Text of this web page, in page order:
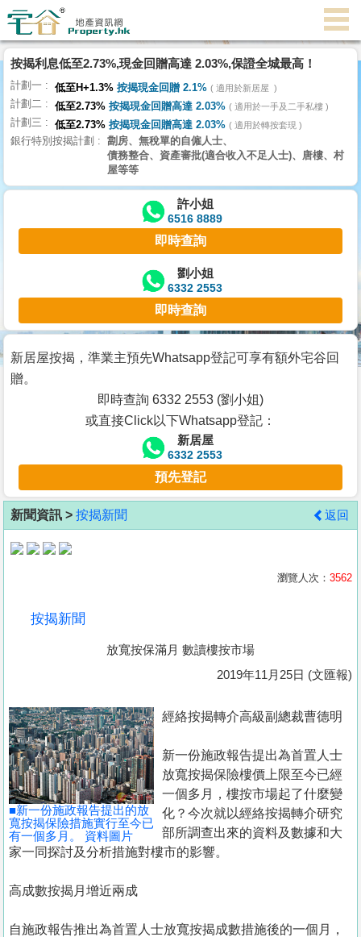
理
主
頁
搵
樓/
交
業
主
宅
谷
按
客
地
產
置
業
手
冊
關
於
們
按揭利息低至2.73%,現金回贈高達 2.03%,保證全城最高！
計劃一 低至H+1.3% 按揭現金回贈 2.1% 適用於新居屋
計劃二 低至2.73% 按揭現金回贈高達 2.03% 適用於一手及二手私樓
計劃三 低至2.73% 按揭現金回贈高達 2.03% 適用於轉按套現
銀行特別按揭計劃
劏房、無稅單的自僱人士、
債務整合、資產審批(適合收入不足人士)、唐樓、村
屋等等
許小姐
6516 8889
即時查詢
劉小姐
6332 2553
即時查詢
新居屋按揭，準業主預先Whatsapp登記可享有額外宅谷回
贈。
即時查詢 6332 2553 (劉小姐)
或直接Click以下Whatsapp登記：
新居屋
6332 2553
預先登記
新聞資訊 > 按揭新聞 返回
瀏覽人次： 3562
按揭新聞
放寬按保滿月 數讀樓按市場
2019年11月25日 (文匯報)
■新一份施政報告提出的放
寬按揭保險措施實行至今已
有一個多月。 資料圖片
經絡按揭轉介高級副總裁曹德明
新一份施政報告提出為首置人士
放寬按揭保險樓價上限至今已經
一個多月，樓按市場起了什麼變
化？今次就以經絡按揭轉介研究
部所調查出來的資料及數據和大
家一同探討及分析措施對樓市的影響。
高成數按揭月增近兩成
自施政報告推出為首置人士放寬按揭成數措施後的一個月，